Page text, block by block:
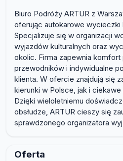
Biuro Podróży ARTUR z
oferując autokarowe wycieczki
Specjalizuje się w organizacji
wyjazdów kulturalnych oraz
okolic. Firma zapewnia
przewodników i indywidualne
klienta. W ofercie znajdują się
kierunki w Polsce, jak i
Dzięki wieloletniemu
obsłudze, ARTUR cieszy się
sprawdzonego organizatora
Oferta